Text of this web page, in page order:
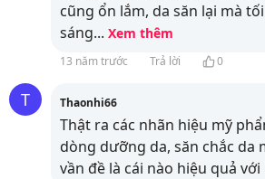
cũng ổn lắm, da săn lại mà
sáng... Xem thêm
13 năm trước Trả lời 0
T Thaonhi66
Thật ra các nhãn hiệu mỹ
dòng dưỡng da, săn chắc da
vần đề là cái nào hiệu quả